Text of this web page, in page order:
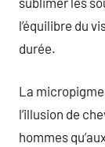
l’équilibre du
durée.
La
l’illusion de
hommes